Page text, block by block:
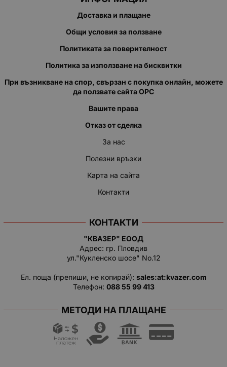
Доставка и плащане
Общи условия за ползване
Политиката за поверителност
Политика за използване на бисквитки
При възникване на спор, свързан с покупка онлайн, можете
да ползвате сайта ОРС
Вашите права
Отказ от сделка
За нас
Полезни връзки
Карта на сайта
Контакти
КОНТАКТИ
"КВАЗЕР" ЕООД
Адрес: гр. Пловдив
ул."Кукленско шосе" No.12
Ел. поща (препиши, не копирай): salеs:at:kvazer.cоm
Телефон: 088 55 99 413
МЕТОДИ НА ПЛАЩАНЕ